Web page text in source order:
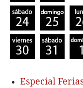
Especial